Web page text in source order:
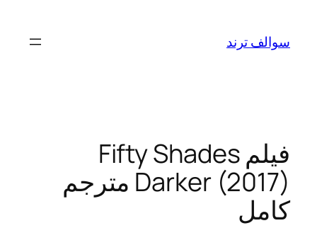
المحتوى
سوالف ترند
فيلم Fifty Shades
Darker (2017) مترجم
كامل